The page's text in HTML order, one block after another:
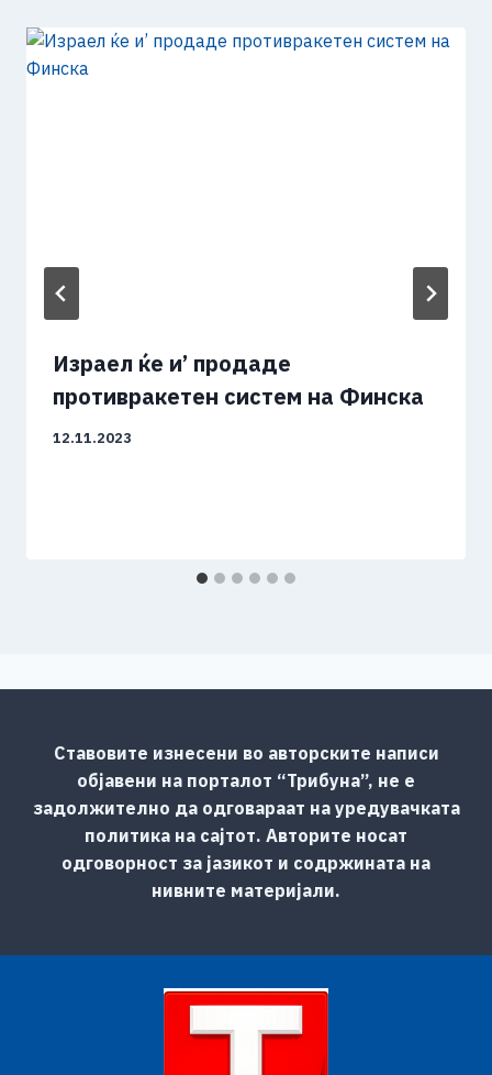
Израел ќе и’ продаде
противракетен систем на Финска
12.11.2023
Ставовите изнесени во авторските написи
објавени на порталот “Трибуна”, не е
задолжително да одговараат на уредувачката
политика на сајтот. Авторите носат
одговорност за јазикот и содржината на
нивните материјали.